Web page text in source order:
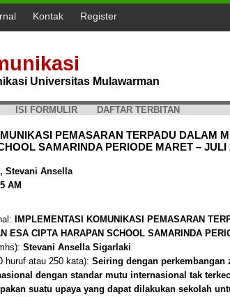
Kontak Register
Universitas Mulawarman
ISI FORMULIR DAFTAR TERBITAN
PEMASARAN TERPADU DALAM
SAMARINDA PERIODE MARET –
Stevani Ansella
AM
IMPLEMENTASI KOMUNIKASI PEMASARAN
ESA CIPTA HARAPAN SCHOOL SAMARINDA
Stevani Ansella Sigarlaki
huruf atau 250 kata): Seiring dengan perkembangan
dengan standar mutu internasional tak
suatu upaya yang dapat dilakukan sekolah